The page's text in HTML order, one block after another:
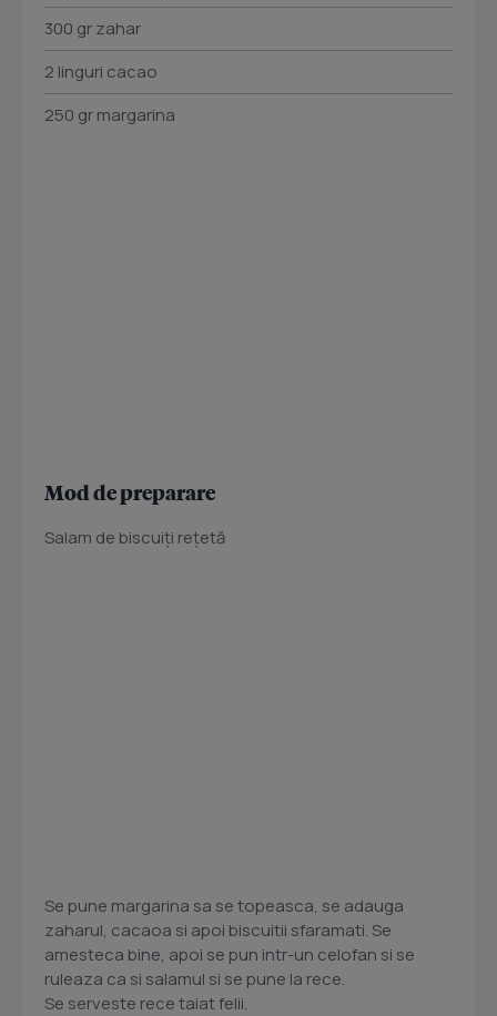
300 gr zahar
2 linguri cacao
250 gr margarina
Mod de preparare
Salam de biscuiţi reţetă
Se pune margarina sa se topeasca, se adauga
zaharul, cacaoa si apoi biscuitii sfaramati. Se
amesteca bine, apoi se pun intr-un celofan si se
ruleaza ca si salamul si se pune la rece.
Se serveste rece taiat felii.